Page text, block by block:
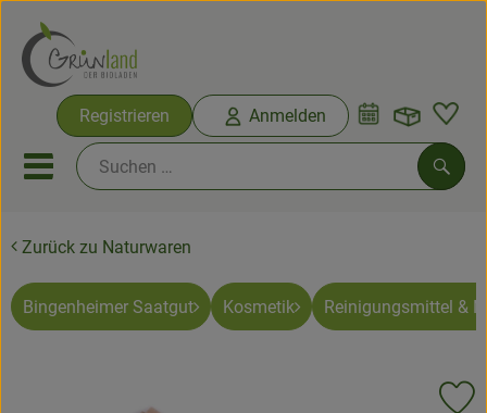
Registrieren Anmelden
Mobiles Menu öffnen oder
Ökokisten
Bio-Kochkisten
Zurück zu Naturwaren
Bingenheimer Saatgut Kosmetik Reinigungsmittel &